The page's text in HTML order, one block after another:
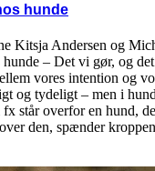
hunde
Kitsja Andersen og
– Det vi gør, og
vores intention og
og tydeligt – men i
står overfor en hund,
den, spænder kroppen